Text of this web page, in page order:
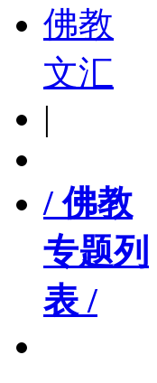
佛教
文汇
|
/ 佛教
专题列
表 /